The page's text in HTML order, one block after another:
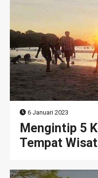
6 Januari 2023
Mengintip 5
Tempat